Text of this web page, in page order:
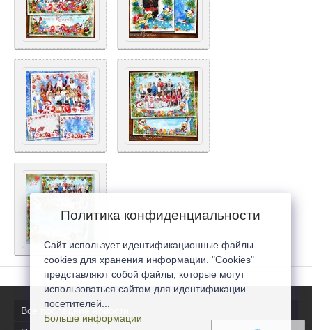
Все последние новости
Политика конфиденциальности
Сайт использует идентификационные файлы
cookies для хранения информации. "Cookies"
представляют собой файлы, которые могут
использоваться сайтом для идентификации
посетителей...
Больше информации